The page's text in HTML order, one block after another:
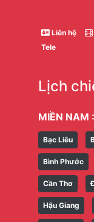
Liên hệ
Tele
Lịch
MIỀN NAM :
Bạc Liêu
Bình Phước
Cần Thơ
Hậu Giang